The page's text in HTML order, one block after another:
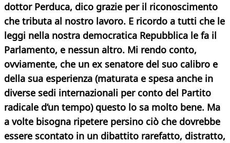
dottor Perduca, dico grazie per il riconoscimento
che tributa al nostro lavoro. E ricordo a tutti che le
leggi nella nostra democratica Repubblica le fa il
Parlamento, e nessun altro. Mi rendo conto,
ovviamente, che un ex senatore del suo calibro e
della sua esperienza (maturata e spesa anche in
diverse sedi internazionali per conto del Partito
radicale d’un tempo) questo lo sa molto bene. Ma
a volte bisogna ripetere persino ciò che dovrebbe
essere scontato in un dibattito rarefatto, distratto,